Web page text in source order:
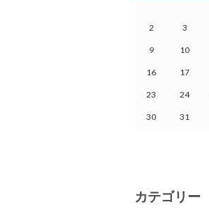
2 3
9 10
16 17
23 24
30 31
カテゴリー